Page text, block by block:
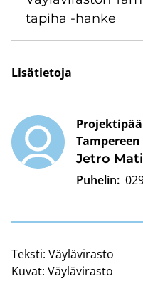
ta­pi­ha -​hanke
Li­sä­tie­to­ja
Jetro
Puhelin:
Teksti: Väylävirasto
Kuvat: Väylävirasto